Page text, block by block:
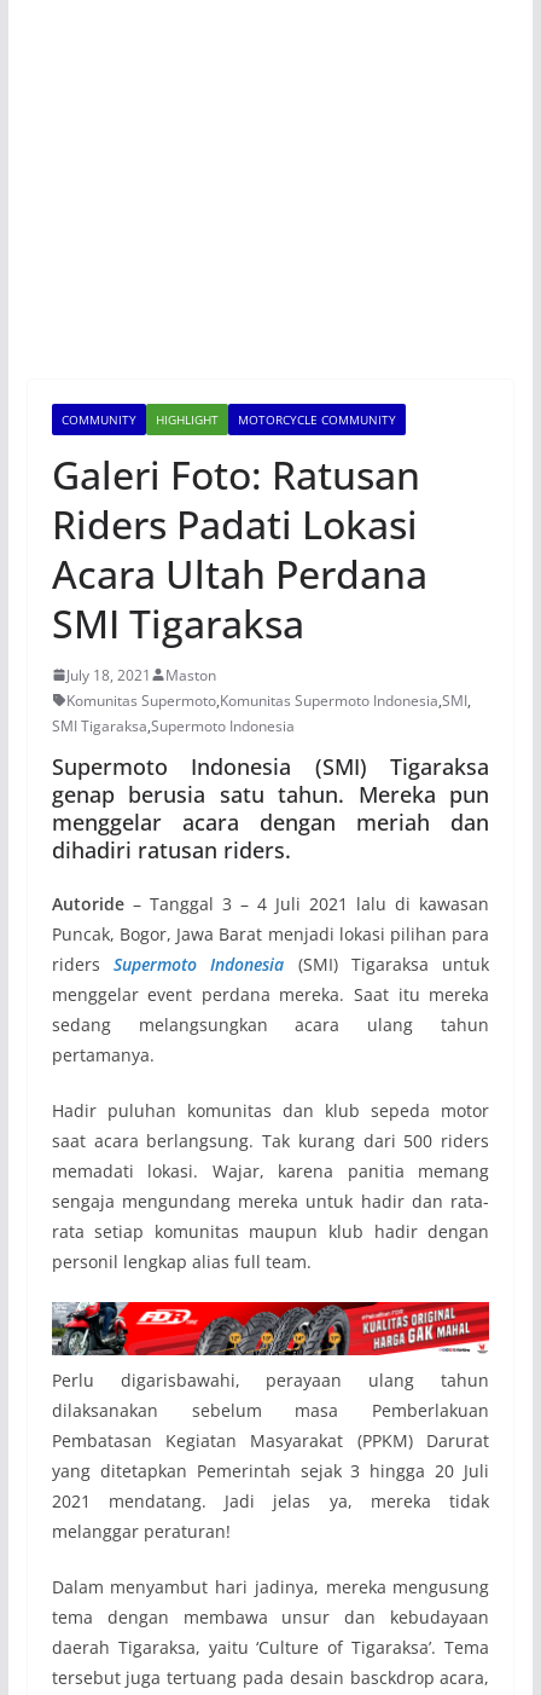
COMMUNITY HIGHLIGHT MOTORCYCLE COMMUNITY
Galeri Foto: Ratusan
Riders Padati Lokasi
Acara Ultah Perdana
SMI Tigaraksa
July 18, 2021
Maston
Komunitas Supermoto,Komunitas Supermoto Indonesia,SMI,
SMI Tigaraksa,Supermoto Indonesia
Supermoto Indonesia (SMI) Tigaraksa
genap berusia satu tahun. Mereka pun
menggelar acara dengan meriah dan
dihadiri ratusan riders.
Autoride– Tanggal 3 – 4 Juli 2021 lalu di kawasan
Puncak, Bogor, Jawa Barat menjadi lokasi pilihan para
ridersSupermoto Indonesia (SMI) Tigaraksa untuk
menggelar event perdana mereka. Saat itu mereka
sedang melangsungkan acara ulang tahun
pertamanya.
Hadir puluhan komunitas dan klub sepeda motor
saat acara berlangsung. Tak kurang dari 500 riders
memadati lokasi. Wajar, karena panitia memang
sengaja mengundang mereka untuk hadir dan rata-
rata setiap komunitas maupun klub hadir dengan
personil lengkap alias full team.
Perlu digarisbawahi, perayaan ulang tahun
dilaksanakan sebelum masa Pemberlakuan
Pembatasan Kegiatan Masyarakat (PPKM) Darurat
yang ditetapkan Pemerintah sejak 3 hingga 20 Juli
2021 mendatang. Jadi jelas ya, mereka tidak
melanggar peraturan!
Dalam menyambut hari jadinya, mereka mengusung
tema dengan membawa unsur dan kebudayaan
daerah Tigaraksa, yaitu ‘Culture of Tigaraksa’. Tema
tersebut juga tertuang pada desain basckdrop acara,